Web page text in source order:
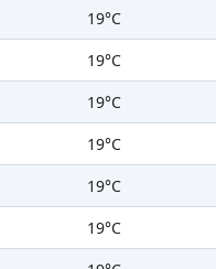
19°C
19°C
19°C
19°C
19°C
19°C